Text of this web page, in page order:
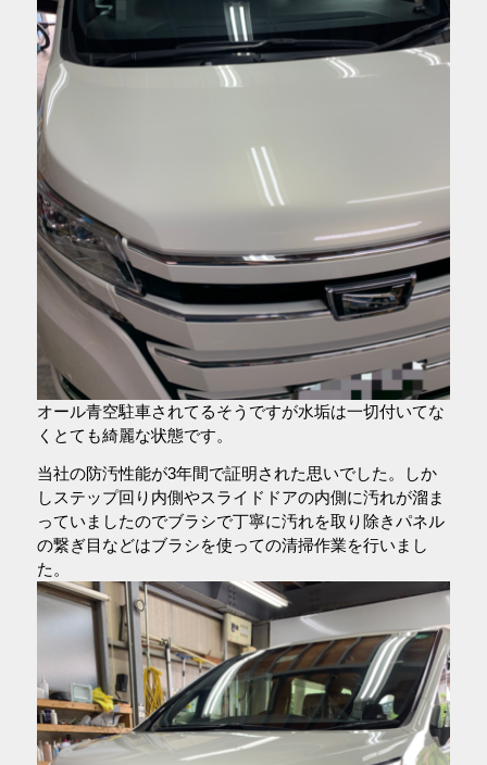
オール青空駐車されてるそうですが水垢は一切付いてな
くとても綺麗な状態です。
当社の防汚性能が3年間で証明された思いでした。しか
しステップ回り内側やスライドドアの内側に汚れが溜ま
っていましたのでブラシで丁寧に汚れを取り除きパネル
の繋ぎ目などはブラシを使っての清掃作業を行いまし
た。